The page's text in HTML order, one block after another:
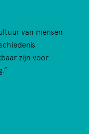
van mensen
zijn voor